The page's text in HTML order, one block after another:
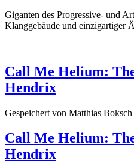
Giganten des Progressive- und
Klanggebäude und einzigartiger
Call Me Helium:
Hendrix
Gespeichert von Matthias Boksch
Call Me Helium:
Hendrix